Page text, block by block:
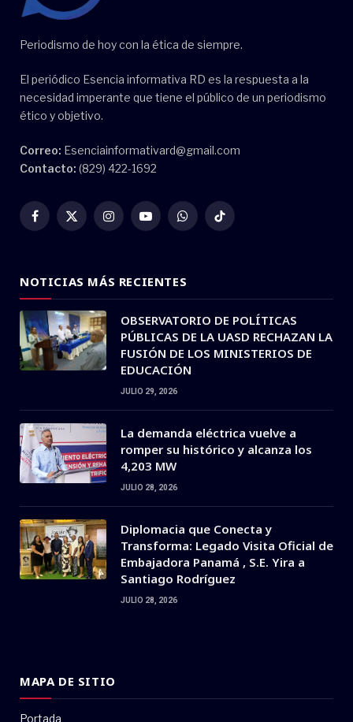
Periodismo de hoy con la ética de siempre.
El periódico Esencia informativa RD es la respuesta a la
necesidad imperante que tiene el público de un periodismo
ético y objetivo.
Correo: Esenciainformativard@gmail.com
Contacto: (829) 422-1692
Facebook
X
InstagramYouTubeWhatsAppTikTok
NOTICIAS MÁS RECIENTES
OBSERVATORIO DE POLÍTICAS
PÚBLICAS DE LA UASD RECHAZAN LA
FUSIÓN DE LOS MINISTERIOS DE
EDUCACIÓN
JULIO 29, 2026
La demanda eléctrica vuelve a
romper su histórico y alcanza los
4,203 MW
JULIO 28, 2026
Diplomacia que Conecta y
Transforma: Legado Visita Oficial de
Embajadora Panamá , S.E. Yira a
Santiago Rodríguez
JULIO 28, 2026
MAPA DE SITIO
Portada